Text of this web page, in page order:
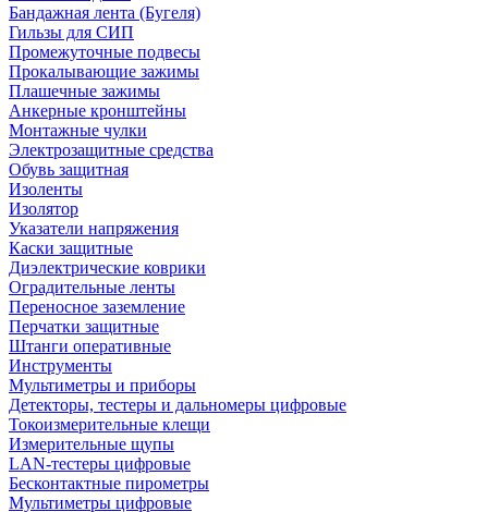
Бандажная лента (Бугеля)
Гильзы для СИП
Промежуточные подвесы
Прокалывающие зажимы
Плашечные зажимы
Анкерные кронштейны
Монтажные чулки
Электрозащитные средства
Обувь защитная
Изоленты
Изолятор
Указатели напряжения
Каски защитные
Диэлектрические коврики
Оградительные ленты
Переносное заземление
Перчатки защитные
Штанги оперативные
Инструменты
Мультиметры и приборы
Детекторы, тестеры и дальномеры цифровые
Токоизмерительные клещи
Измерительные щупы
LAN-тестеры цифровые
Бесконтактные пирометры
Мультиметры цифровые